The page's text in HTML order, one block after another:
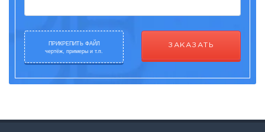
ПРИКРЕПИТЬ ФАЙЛ
чертёж, примеры и т.п.
ЗАКАЗАТЬ